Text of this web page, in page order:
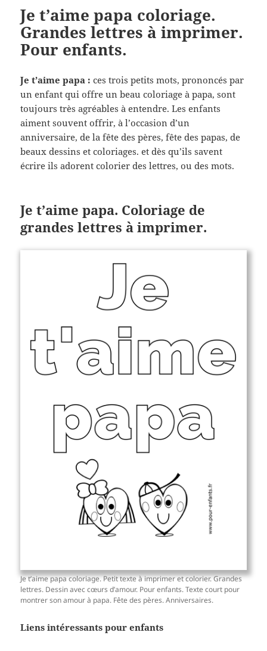
Je t’aime papa coloriage.
Grandes lettres à imprimer.
Pour enfants.
Je t’aime papa : ces trois petits mots, prononcés par
un enfant qui offre un beau coloriage à papa, sont
toujours très agréables à entendre. Les enfants
aiment souvent offrir, à l’occasion d’un
anniversaire, de la fête des pères, fête des papas, de
beaux dessins et coloriages. et dès qu’ils savent
écrire ils adorent colorier des lettres, ou des mots.
Je t’aime papa. Coloriage de
grandes lettres à imprimer.
Je t’aime papa coloriage. Petit texte à imprimer et colorier. Grandes
lettres. Dessin avec cœurs d’amour. Pour enfants. Texte court pour
montrer son amour à papa. Fête des pères. Anniversaires.
Liens intéressants pour enfants